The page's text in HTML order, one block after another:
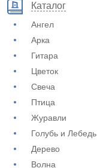
Каталог
Ангел
Арка
Гитара
Цветок
Свеча
Птица
Журавли
Голубь и Лебедь
Дерево
Волна